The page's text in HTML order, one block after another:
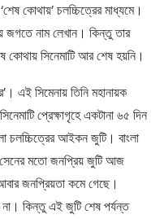
কোথায়’ চলচ্চিত্রের মাধ্যমে।
জগতে নাম লেখান। কিন্তু তার
কোথায় সিনেমাটি আর শেষ হয়নি।
এই সিমেনায় তিনি মহানায়ক
প্রেক্ষাগৃহে একটানা ৬৫ দিন
চলচ্চিত্রের আইকন জুটি। বাংলা
মতো জনপ্রিয় জুটি আজ
জনপ্রিয়তা কমে গেছে।
না। কিন্তু এই জুটি শেষ পর্যন্ত